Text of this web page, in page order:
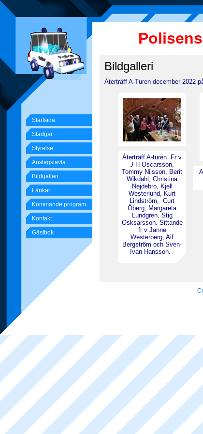
Startsida
Stadgar
Styrelse
Anslagstavla
Bildgalleri
Länkar
Kommande program
Kontakt
Gästbok
Bildgalleri
Återträff A-Turen december 2022
Återträff A-turen. Fr v
J-H Oscarsson,
Tommy Nilsson, Berit
Wikdahl, Christina
Nejdebro, Kjell
Westerlund, Kurt
Lindström, Curt
Öberg, Margareta
Lundgren. Stig
Osksarsson. Sittande
fr v Janne
Westerberg, Alf
Bergström och Sven-
Ivan Hansson.